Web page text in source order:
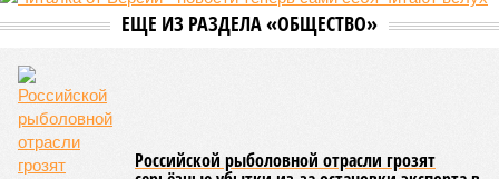
уже получают ключи – в мае 2026 года были получены
заключение о соответствии проектной документации и
разрешение на ввод жилищного комплекса в эксплуатацию –
совсем недалеко, в паре станций метро южнее, на Люблинской
улице, картина, можно сказать, прямо противоположная.